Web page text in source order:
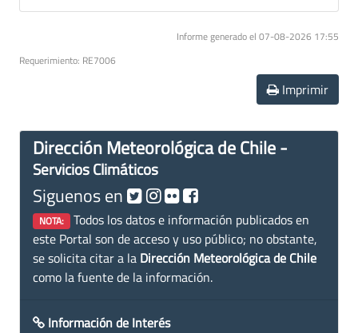
Informe generado el 07-08-2026 17:55
Requerimiento: RE7006
Imprimir
Dirección Meteorológica de Chile -
Servicios Climáticos
Siguenos en
NOTA: Todos los datos e información publicados en
este Portal son de acceso y uso público; no obstante,
se solicita citar a la Dirección Meteorológica de Chile
como la fuente de la información.
Información de Interés